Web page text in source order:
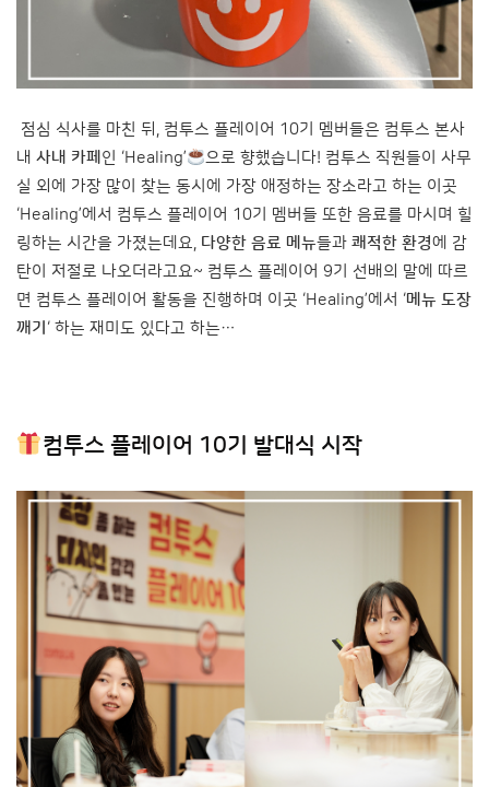
점심 식사를 마친 뒤, 컴투스 플레이어 10기 멤버들은 컴투스 본사
내 사내 카페 인 ‘Healing’
으로 향했습니다! 컴투스 직원들이 사무
실 외에 가장 많이 찾는 동시에 가장 애정하는 장소라고 하는 이곳
‘Healing’에서 컴투스 플레이어 10기 멤버들 또한 음료를 마시며 힐
링하는 시간을 가졌는데요, 다양한 음료 메뉴들과 쾌적한 환경에 감
탄이 저절로 나오더라고요~ 컴투스 플레이어 9기 선배의 말에 따르
면 컴투스 플레이어 활동을 진행하며 이곳 ‘Healing’에서 ‘메뉴 도장
깨기 ‘ 하는 재미도 있다고 하는…
컴투스 플레이어 10기 발대식 시작